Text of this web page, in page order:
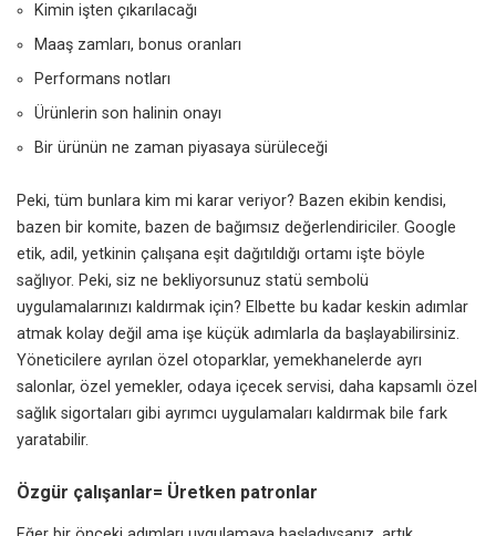
Kimin işten çıkarılacağı
Maaş zamları, bonus oranları
Performans notları
Ürünlerin son halinin onayı
Bir ürünün ne zaman piyasaya sürüleceği
Peki, tüm bunlara kim mi karar veriyor? Bazen ekibin kendisi,
bazen bir komite, bazen de bağımsız değerlendiriciler. Google
etik, adil, yetkinin çalışana eşit dağıtıldığı ortamı işte böyle
sağlıyor. Peki, siz ne bekliyorsunuz statü sembolü
uygulamalarınızı kaldırmak için? Elbette bu kadar keskin adımlar
atmak kolay değil ama işe küçük adımlarla da başlayabilirsiniz.
Yöneticilere ayrılan özel otoparklar, yemekhanelerde ayrı
salonlar, özel yemekler, odaya içecek servisi, daha kapsamlı özel
sağlık sigortaları gibi ayrımcı uygulamaları kaldırmak bile fark
yaratabilir.
Özgür çalışanlar= Üretken patronlar